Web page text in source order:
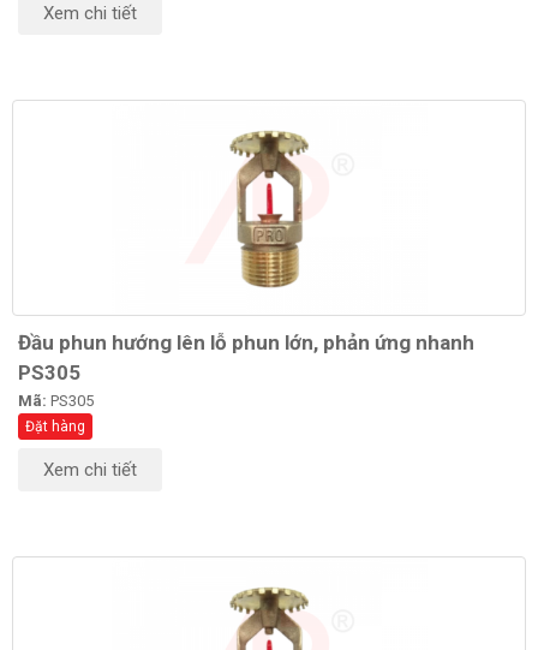
Xem chi tiết
Đầu phun hướng lên lỗ phun lớn, phản ứng nhanh
PS305
Mã: PS305
Đặt hàng
Xem chi tiết